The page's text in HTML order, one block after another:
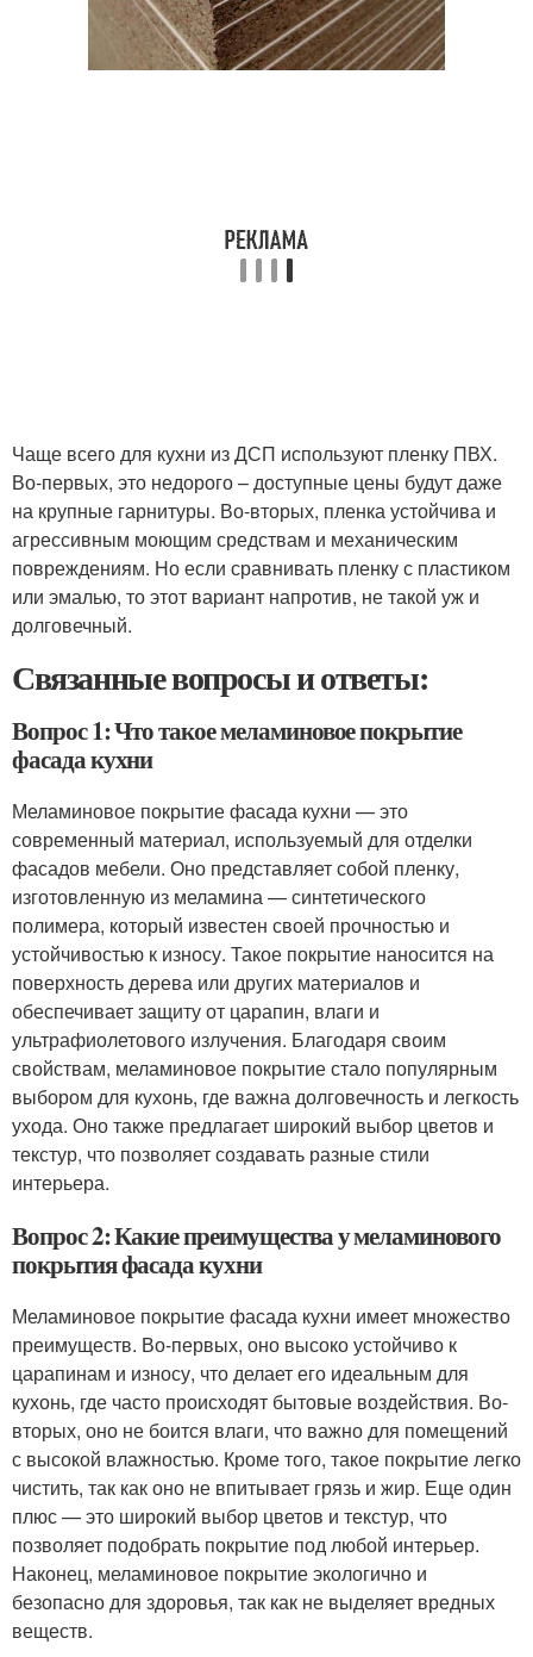
Чаще всего для кухни из ДСП используют пленку ПВХ.
Во-первых, это недорого – доступные цены будут даже
на крупные гарнитуры. Во-вторых, пленка устойчива и
агрессивным моющим средствам и механическим
повреждениям. Но если сравнивать пленку с пластиком
или эмалью, то этот вариант напротив, не такой уж и
долговечный.
Связанные вопросы и ответы:
Вопрос 1: Что такое меламиновое покрытие
фасада кухни
Меламиновое покрытие фасада кухни — это
современный материал, используемый для отделки
фасадов мебели. Оно представляет собой пленку,
изготовленную из меламина — синтетического
полимера, который известен своей прочностью и
устойчивостью к износу. Такое покрытие наносится на
поверхность дерева или других материалов и
обеспечивает защиту от царапин, влаги и
ультрафиолетового излучения. Благодаря своим
свойствам, меламиновое покрытие стало популярным
выбором для кухонь, где важна долговечность и легкость
ухода. Оно также предлагает широкий выбор цветов и
текстур, что позволяет создавать разные стили
интерьера.
Вопрос 2: Какие преимущества у меламинового
покрытия фасада кухни
Меламиновое покрытие фасада кухни имеет множество
преимуществ. Во-первых, оно высоко устойчиво к
царапинам и износу, что делает его идеальным для
кухонь, где часто происходят бытовые воздействия. Во-
вторых, оно не боится влаги, что важно для помещений
с высокой влажностью. Кроме того, такое покрытие легко
чистить, так как оно не впитывает грязь и жир. Еще один
плюс — это широкий выбор цветов и текстур, что
позволяет подобрать покрытие под любой интерьер.
Наконец, меламиновое покрытие экологично и
безопасно для здоровья, так как не выделяет вредных
веществ.